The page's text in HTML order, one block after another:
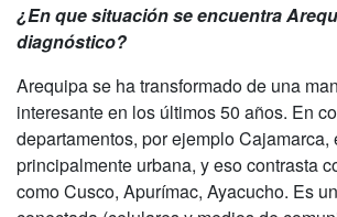
¿En que situación se encuentra
diagnóstico?
Arequipa se ha transformado de una
interesante en los últimos 50 años. En
departamentos, por ejemplo Cajamarca,
principalmente urbana, y eso contrasta
como Cusco, Apurímac, Ayacucho. Es